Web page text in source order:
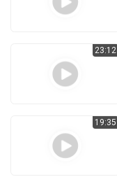
23:12
19:35